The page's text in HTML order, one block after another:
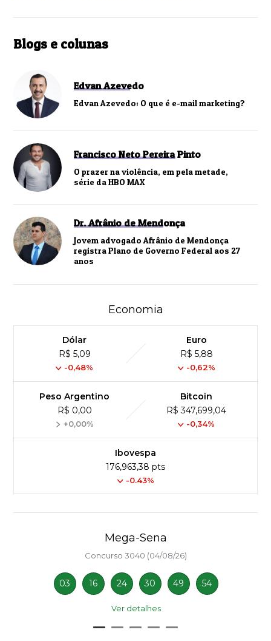
Blogs e colunas
Edvan Azevedo
Edvan Azevedo: O que é e-mail marketing?
Francisco Neto Pereira Pinto
O prazer na violência, em pela metade,
série da HBO MAX
Dr. Afrânio de Mendonça
Jovem advogado Afrânio de Mendonça
registra Plano de Governo Federal aos 27
anos
Economia
Dólar
R$ 5,09
-0,48%
Euro
R$ 5,88
-0,62%
Peso Argentino
R$ 0,00
+0,00%
Bitcoin
R$ 347,699,04
-0,34%
Ibovespa
176,963,38 pts
-0.43%
Mega-Sena
Concurso 3040 (04/08/26)
03 16 24 30 49 54
Ver detalhes